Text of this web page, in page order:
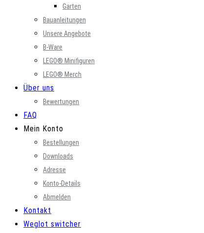
Garten
Bauanleitungen
Unsere Angebote
B-Ware
LEGO® Minifiguren
LEGO® Merch
Über uns
Bewertungen
FAQ
Mein Konto
Bestellungen
Downloads
Adresse
Konto-Details
Abmelden
Kontakt
Weglot switcher